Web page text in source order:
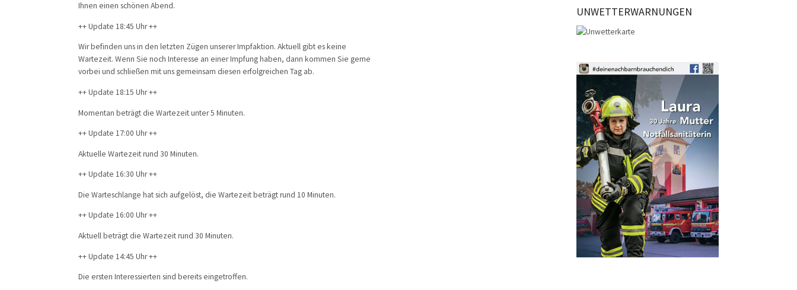
Ihnen einen schönen Abend.
++ Update 18:45 Uhr ++
Wir befinden uns in den letzten Zügen unserer Impfaktion. Aktuell gibt es keine
Wartezeit. Wenn Sie noch Interesse an einer Impfung haben, dann kommen Sie gerne
vorbei und schließen mit uns gemeinsam diesen erfolgreichen Tag ab.
++ Update 18:15 Uhr ++
Momentan beträgt die Wartezeit unter 5 Minuten.
++ Update 17:00 Uhr ++
Aktuelle Wartezeit rund 30 Minuten.
++ Update 16:30 Uhr ++
Die Warteschlange hat sich aufgelöst, die Wartezeit beträgt rund 10 Minuten.
++ Update 16:00 Uhr ++
Aktuell beträgt die Wartezeit rund 30 Minuten.
++ Update 14:45 Uhr ++
Die ersten Interessierten sind bereits eingetroffen.
UNWETTERWARNUNGEN